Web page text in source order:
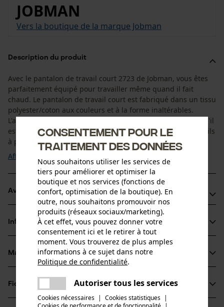
JOBMAN
Vers la boutique de la marque Jobman
Description du produit
Avec le pantalon de travail court 2723 de Jobman, vous êtes
parfaitement équipé pour travailler même quand il fait
chaud. Le pantalon de travail court est fabriqué dans un tissu
polyester/coton aux couleurs et à la forme inaltérables.
L'avantage : il conserve sa forme et sa couleur même lorsqu'il
est porté et lavé fréquemment. Vous pouvez ranger vos outils
à portée de main dans ...
Afficher plus
Avantages du produit
Pantalon de travail pratique quand il fait chaud
Poches pour transporter des outils en toute sécurité
Informations sur le produit
Détails du produit
Type dactivité
Pêcher, Travailler, Randonnée, Camper
Matériau & entretien
Matériau
Fiches techniques
Fiche de données de sécurité du produit (PDF)
Consentement pour le
traitement des données
Nous souhaitons utiliser les services de
tiers pour améliorer et optimiser la
boutique et nos services (fonctions de
confort, optimisation de la boutique). En
outre, nous souhaitons promouvoir nos
produits (réseaux sociaux/marketing).
À cet effet, vous pouvez donner votre
consentement ici et le retirer à tout
moment. Vous trouverez de plus amples
informations à ce sujet dans notre
Politique de confidentialité.
Autoriser tous les services
Cookies nécessaires | Cookies statistiques |
Une erreur s'est produite. Veuillez
essayer encore.
partager
partager